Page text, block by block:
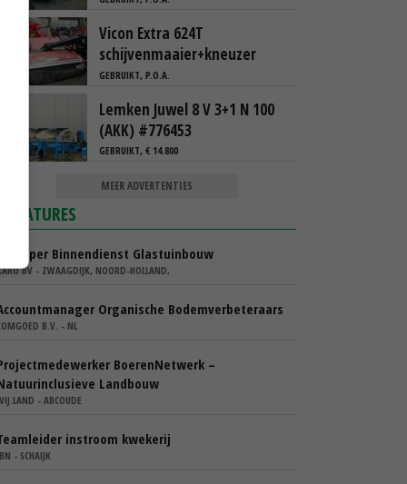
Vicon Extra 624T
schijvenmaaier+kneuzer
GEBRUIKT, P.O.A.
Lemken Juwel 8 V 3+1 N 100
(AKK) #776453
GEBRUIKT, € 14.800
MEER ADVERTENTIES
VACATURES
Verkoper Binnendienst Glastuinbouw
BV - ZWAAGDIJK, NOORD-HOLLAND,
Organische Bodemverbeteraars
B.V. - NL
BoerenNetwerk –
Landbouw
- ABCOUDE
instroom kwekerij
- SCHAIJK